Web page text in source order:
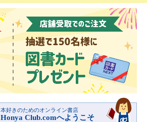
本好きのためのオンライン書店
Honya Club.comへようこそ